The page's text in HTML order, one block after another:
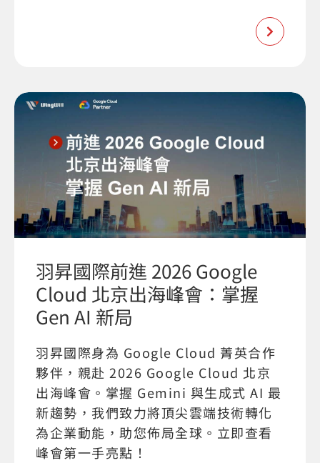
羽昇國際前進 2026 Google
Cloud 北京出海峰會：掌握
Gen AI 新局
羽昇國際身為 Google Cloud 菁英合作
夥伴，親赴 2026 Google Cloud 北京
出海峰會。掌握 Gemini 與生成式 AI 最
新趨勢，我們致力將頂尖雲端技術轉化
為企業動能，助您佈局全球。立即查看
峰會第一手亮點！